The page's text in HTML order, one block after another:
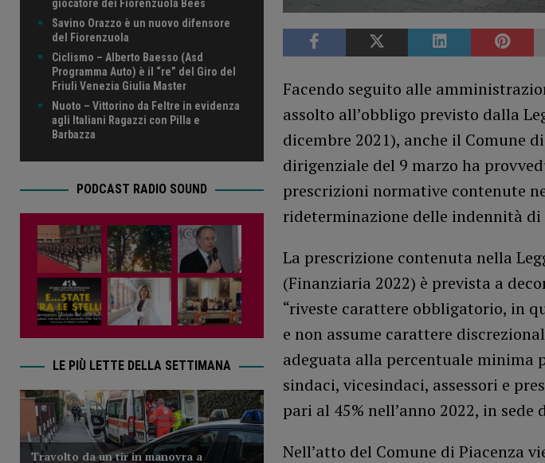
Facendo seguito alle
assolto all’obbligo previsto dalla
dicembre 2021), anche il Comune
dirigenziale del 9 marzo ha
prescrizioni normative contenute
rideterminazione delle indennità di
La prescrizione contenuta nella
(Finanziaria 2022) è prevista a
“riveste carattere obbligatorio, in
e non assume carattere
adeguata alla percentuale minima
sindaci, vicesindaci, assessori e
pari al 45% nell’anno 2022, in
Nell’atto del Comune di Piacenza
giocatore dei Fiorenzuola Bees
Savino Orazzo è un nuovo difensore
del Fiorenzuola
Ciclismo – Alberto Baesso (Asd
Programma Auto) è il “re” del Giro del
Friuli Venezia Giulia Master
Nuoto – Vittorino da Feltre in evidenza
agli Italiani Ragazzi con Pilla e
Barbazza
PODCAST RADIO SOUND
LE PIÙ LETTE DELLA SETTIMANA